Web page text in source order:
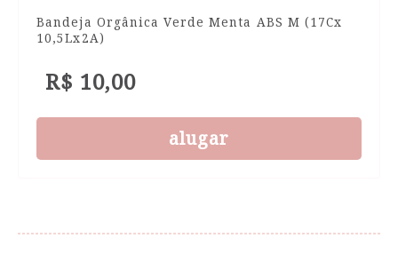
Bandeja Orgânica Verde Menta ABS M (17Cx
10,5Lx2A)
R$ 10,00
alugar